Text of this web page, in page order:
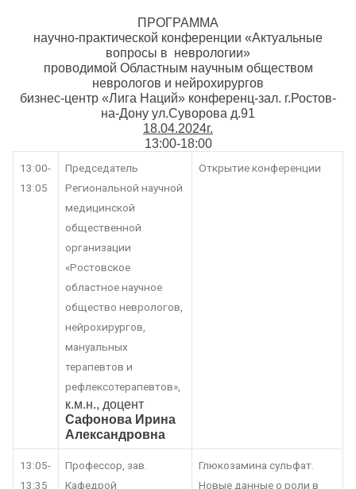
ПРОГРАММА
научно-практической конференции «Актуальные
вопросы в неврологии»
проводимой Областным научным обществом
неврологов и нейрохирургов
бизнес-центр «Лига Наций» конференц-зал. г.Ростов-
на-Дону ул.Суворова д.91
18.04.2024г.
13:00-18:00
13:00-
13:05
Председатель
Региональной научной
медицинской
общественной
организации
«Ростовское
областное научное
общество неврологов,
нейрохирургов,
мануальных
терапевтов и
рефлексотерапевтов»,
к.м.н., доцент
Сафонова Ирина
Александровна
Открытие конференции
13:05-
13:35
Профессор, зав.
Кафедрой
Глюкозамина сульфат.
Новые данные о роли в